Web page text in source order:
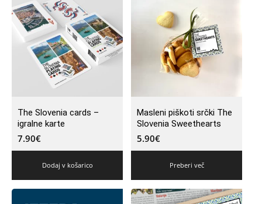
The Slovenia cards –
igralne karte
7.90€
Dodaj v košarico
Masleni piškoti srčki The
Slovenia Sweethearts
5.90€
Preberi več